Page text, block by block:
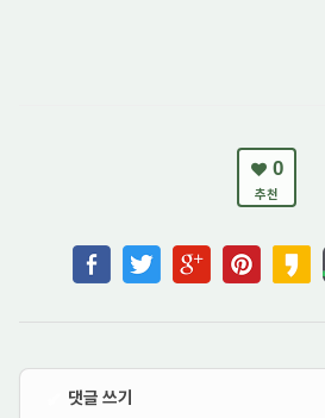
0
추천
댓글 쓰기